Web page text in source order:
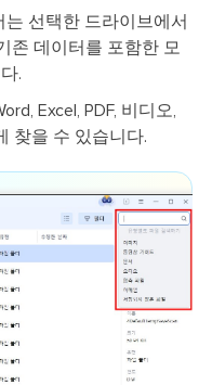
는 선택한 드라이브에서
존 데이터를 포함한 모
.
Excel, PDF, 비디오,
찾을 수 있습니다.